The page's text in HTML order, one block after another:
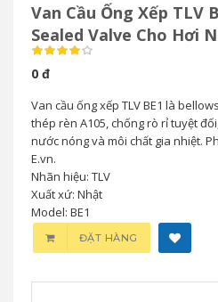
Van Cầu Ống Xếp TLV
Sealed Valve Cho Hơi
Áp Suất Cao
0 đ
Van cầu ống xếp TLV BE1 là
thép rèn A105, chống rò rỉ tuyệt
nước nóng và môi chất gia nhiệt.
E.vn.
Nhãn hiệu: TLV
Xuất xứ: Nhật
Model: BE1
ĐẶT HÀNG